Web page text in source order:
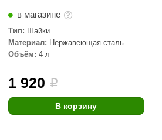
в магазине
Тип: Шайки
Материал: Нержавеющая сталь
Объём: 4 л
1 920 i
В корзину